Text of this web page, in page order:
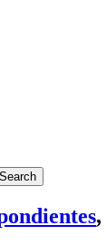
Search
,